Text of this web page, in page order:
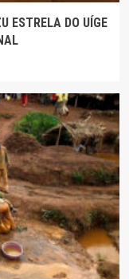
ESTRELA DO UÍGE